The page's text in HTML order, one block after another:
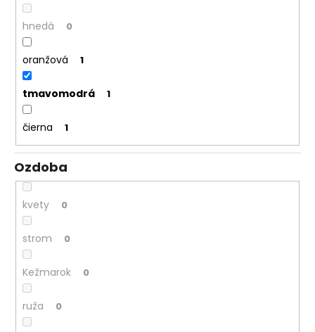
hnedá 0
oranžová 1
tmavomodrá 1
čierna 1
Ozdoba
kvety 0
strom 0
Kežmarok 0
ruža 0
O
d
p
o
ú
m
e